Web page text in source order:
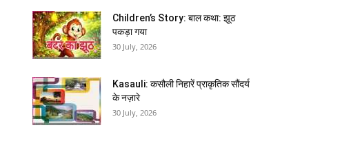
Children’s Story: बाल कथा: झूठ
पकड़ा गया
30 July, 2026
Kasauli: कसौली निहारें प्राकृतिक सौंदर्य
के नज़ारे
30 July, 2026